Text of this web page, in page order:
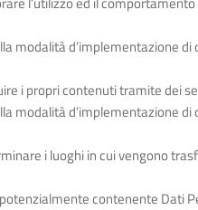
modalità d’implementazione
i propri contenuti tramite dei
modalità d’implementazione
i luoghi in cui vengono
contenente